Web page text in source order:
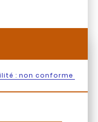
: non conforme